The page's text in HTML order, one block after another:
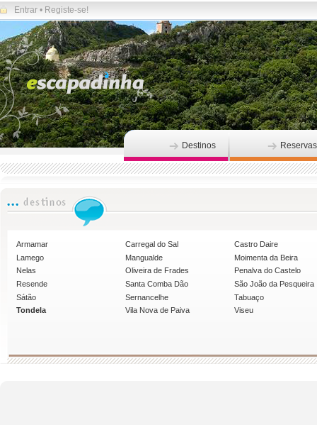
Entrar • Registe-se!
Destinos Reservas
Armamar Carregal do Sal
Castro Daire
Lamego
Mangualde
Moimenta da Beira
Nelas
Oliveira de Frades
Penalva do Castelo
Resende
Santa Comba Dão
São João da Pesqueira
Sátão
Sernancelhe
Tabuaço
Tondela
Vila Nova de Paiva Viseu